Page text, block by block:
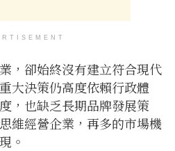
，卻始終沒有建立符合現代
大決策仍高度依賴行政體
，也缺乏長期品牌發展策
維經營企業，再多的市場機
。